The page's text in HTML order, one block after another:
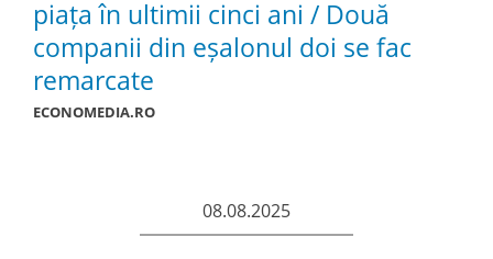
piața în ultimii cinci ani / Două
companii din eșalonul doi se fac
remarcate
ECONOMEDIA.RO
08.08.2025